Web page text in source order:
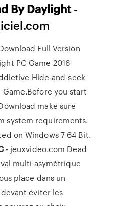
ByDaylight-
Full Version
PC Game 2016
Hide-and-seek
Game.Before you start
make sure
system requirements.
on Windows 7 64 Bit.
- jeuxvideo.com Dead
multi asymétrique
place dans un
éviter les